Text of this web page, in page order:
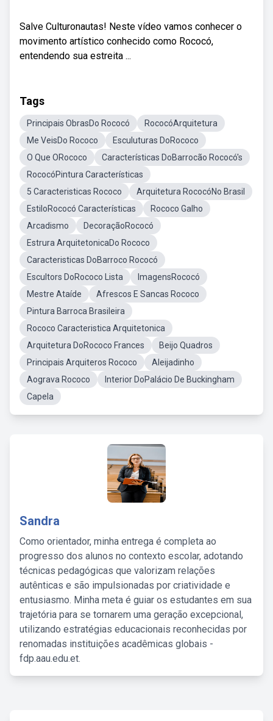
Salve Culturonautas! Neste vídeo vamos conhecer o
movimento artístico conhecido como Rococó,
entendendo sua estreita ...
Tags
Principais ObrasDo Rococó
RococóArquitetura
Me VeisDo Rococo
Esculuturas DoRococo
O Que ORococo
Características DoBarrocão Rococó's
RococóPintura Características
5 Caracteristicas Rococo
Arquitetura RococóNo Brasil
EstiloRococó Características
Rococo Galho
Arcadismo
DecoraçãoRococó
Estrura ArquitetonicaDo Rococo
Caracteristicas DoBarroco Rococó
Escultors DoRococo Lista
ImagensRococó
Mestre Ataíde
Afrescos E Sancas Rococo
Pintura Barroca Brasileira
Rococo Caracteristica Arquitetonica
Arquitetura DoRococo Frances
Beijo Quadros
Principais Arquiteros Rococo
Aleijadinho
Aograva Rococo
Interior DoPalácio De Buckingham
Capela
Sandra
Como orientador, minha entrega é completa ao
progresso dos alunos no contexto escolar, adotando
técnicas pedagógicas que valorizam relações
autênticas e são impulsionadas por criatividade e
entusiasmo. Minha meta é guiar os estudantes em sua
trajetória para se tornarem uma geração excepcional,
utilizando estratégias educacionais reconhecidas por
renomadas instituições acadêmicas globais -
fdp.aau.edu.et.